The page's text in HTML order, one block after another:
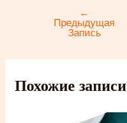
Навигация←
Предыдущая
Запись
Похожие записи